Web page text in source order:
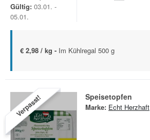
Gültig: 03.01. -
05.01.
€ 2,98 / kg - Im Kühlregal 500 g
Verpasst! Speisetopfen
Marke: Echt Herzhaft